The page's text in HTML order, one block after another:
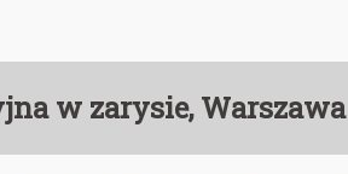
w zarysie, Warszawa